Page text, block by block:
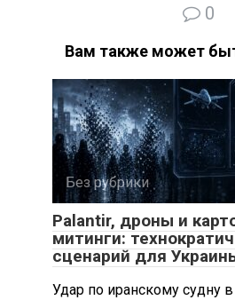
0
Вам также может
Без рубрики
Palantir, дроны и
митинги:
сценарий для
Удар по иранскому судну